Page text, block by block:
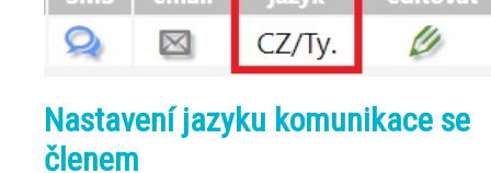
Nastavení jazyku komunikace se
členem